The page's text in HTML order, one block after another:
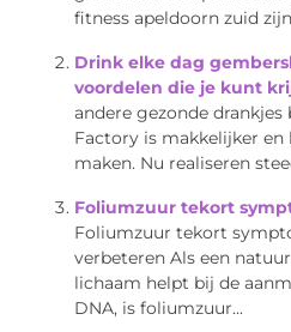
fitness apeldoorn zuid
Drink elke dag
voordelen die je kunt
andere gezonde drankjes
Factory is makkelijker
maken. Nu realiseren
Foliumzuur tekort
Foliumzuur tekort
verbeteren Als een
lichaam helpt bij de
DNA, is foliumzuur...